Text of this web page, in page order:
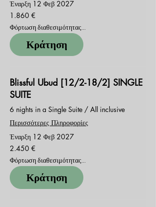
Έναρξη 12 Φεβ 2027
1.860
ευρώ
1.860 €
Φόρτωση διαθεσιμότητας...
Κράτηση
Blissful Ubud [12/2-18/2] SINGLE
SUITE
6 nights in a Single Suite / All inclusive
Περισσότερες Πληροφορίες
Έναρξη 12 Φεβ 2027
2.450
ευρώ
2.450 €
Φόρτωση διαθεσιμότητας...
Κράτηση